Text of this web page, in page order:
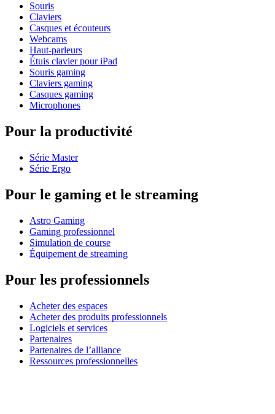
Souris
Claviers
Casques et écouteurs
Webcams
Haut-parleurs
Étuis clavier pour iPad
Souris gaming
Claviers gaming
Casques gaming
Microphones
Pour la productivité
Série Master
Série Ergo
Pour le gaming et le streaming
Astro Gaming
Gaming professionnel
Simulation de course
Équipement de streaming
Pour les professionnels
Acheter des espaces
Acheter des produits professionnels
Logiciels et services
Partenaires
Partenaires de l’alliance
Ressources professionnelles